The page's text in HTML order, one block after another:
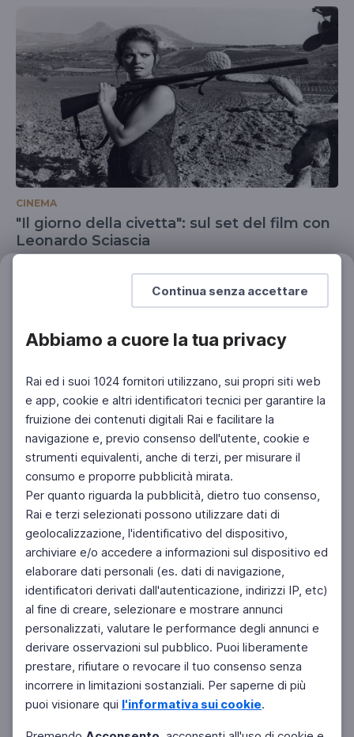
Continua senza accettare
Abbiamo a cuore la tua privacy
Rai ed i suoi 1024 fornitori utilizzano, sui propri siti web
e app, cookie e altri identificatori tecnici per garantire la
fruizione dei contenuti digitali Rai e facilitare la
navigazione e, previo consenso dell'utente, cookie e
strumenti equivalenti, anche di terzi, per misurare il
consumo e proporre pubblicità mirata.
Per quanto riguarda la pubblicità, dietro tuo consenso,
Rai e terzi selezionati possono utilizzare dati di
geolocalizzazione, l'identificativo del dispositivo,
archiviare e/o accedere a informazioni sul dispositivo ed
elaborare dati personali (es. dati di navigazione,
identificatori derivati dall'autenticazione, indirizzi IP, etc)
al fine di creare, selezionare e mostrare annunci
personalizzati, valutare le performance degli annunci e
derivare osservazioni sul pubblico. Puoi liberamente
prestare, rifiutare o revocare il tuo consenso senza
incorrere in limitazioni sostanziali. Per saperne di più
puoi visionare qui l'informativa sui cookie.
CINEMA
"Il giorno della civetta": sul set del film con
Leonardo Sciascia
Azzera
Facebook Instagram Twitter